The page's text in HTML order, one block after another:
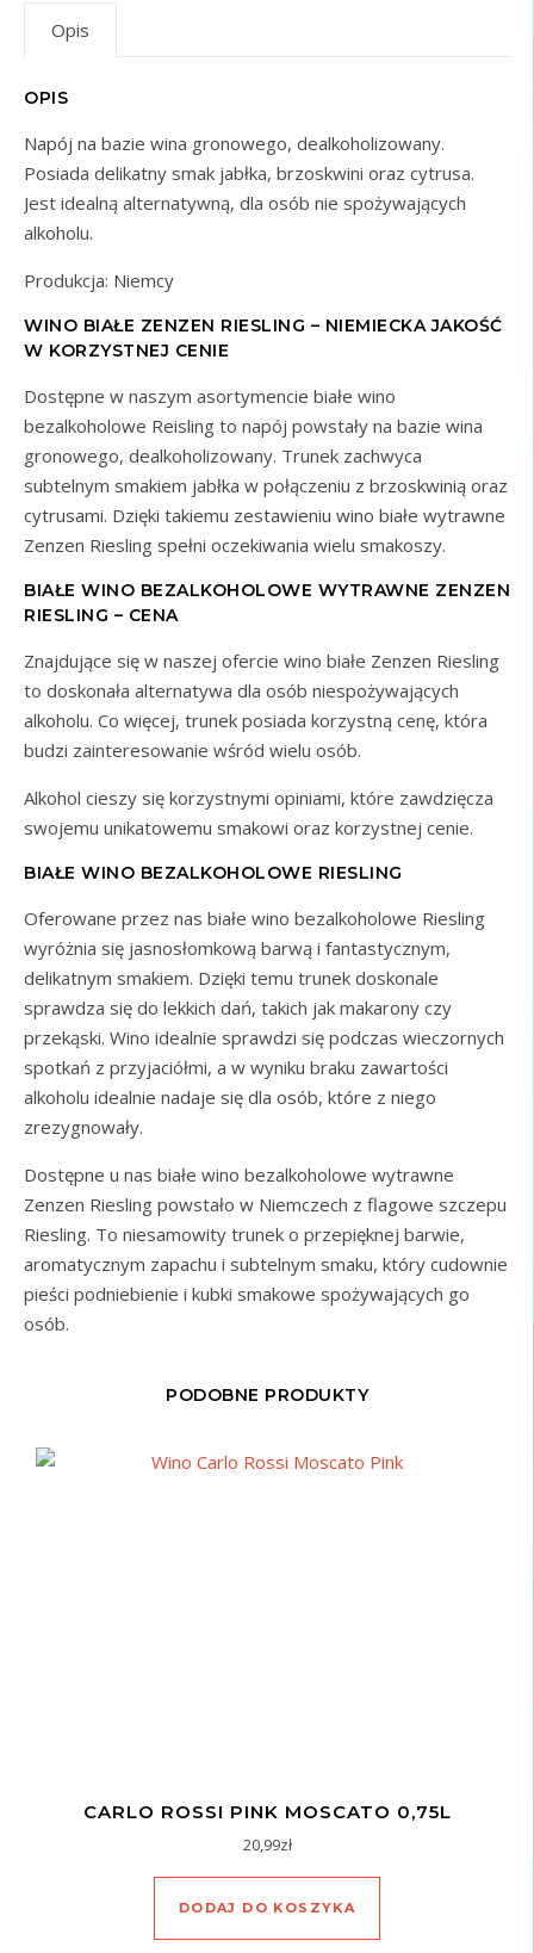
Opis
OPIS
Napój na bazie wina gronowego, dealkoholizowany.
Posiada delikatny smak jabłka, brzoskwini oraz cytrusa.
Jest idealną alternatywną, dla osób nie spożywających
alkoholu.
Produkcja: Niemcy
WINO BIAŁE ZENZEN RIESLING – NIEMIECKA JAKOŚĆ
W KORZYSTNEJ CENIE
Dostępne w naszym asortymencie białe wino
bezalkoholowe Reisling to napój powstały na bazie wina
gronowego, dealkoholizowany. Trunek zachwyca
subtelnym smakiem jabłka w połączeniu z brzoskwinią oraz
cytrusami. Dzięki takiemu zestawieniu wino białe wytrawne
Zenzen Riesling spełni oczekiwania wielu smakoszy.
BIAŁE WINO BEZALKOHOLOWE WYTRAWNE ZENZEN
RIESLING – CENA
Znajdujące się w naszej ofercie wino białe Zenzen Riesling
to doskonała alternatywa dla osób niespożywających
alkoholu. Co więcej, trunek posiada korzystną cenę, która
budzi zainteresowanie wśród wielu osób.
Alkohol cieszy się korzystnymi opiniami, które zawdzięcza
swojemu unikatowemu smakowi oraz korzystnej cenie.
BIAŁE WINO BEZALKOHOLOWE RIESLING
Oferowane przez nas białe wino bezalkoholowe Riesling
wyróżnia się jasnosłomkową barwą i fantastycznym,
delikatnym smakiem. Dzięki temu trunek doskonale
sprawdza się do lekkich dań, takich jak makarony czy
przekąski. Wino idealnie sprawdzi się podczas wieczornych
spotkań z przyjaciółmi, a w wyniku braku zawartości
alkoholu idealnie nadaje się dla osób, które z niego
zrezygnowały.
Dostępne u nas białe wino bezalkoholowe wytrawne
Zenzen Riesling powstało w Niemczech z flagowe szczepu
Riesling. To niesamowity trunek o przepięknej barwie,
aromatycznym zapachu i subtelnym smaku, który cudownie
pieści podniebienie i kubki smakowe spożywających go
osób.
PODOBNE PRODUKTY
CARLO ROSSI PINK MOSCATO 0,75L
20,99zł
DODAJ DO KOSZYKA